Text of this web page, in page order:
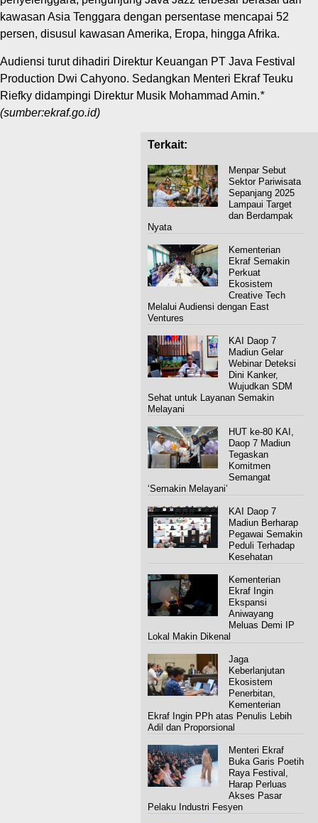
kawasan Asia Tenggara dengan persentase mencapai 52
persen, disusul kawasan Amerika, Eropa, hingga Afrika.
Audiensi turut dihadiri Direktur Keuangan PT Java Festival
Production Dwi Cahyono. Sedangkan Menteri Ekraf Teuku
Riefky didampingi Direktur Musik Mohammad Amin.*
(sumber:ekraf.go.id)
Terkait:
Menpar Sebut
Sektor Pariwisata
Sepanjang 2025
Lampaui Target
dan Berdampak
Nyata
Kementerian
Ekraf Semakin
Perkuat
Ekosistem
Creative Tech
Melalui Audiensi dengan East
Ventures
KAI Daop 7
Madiun Gelar
Webinar Deteksi
Dini Kanker,
Wujudkan SDM
Sehat untuk Layanan Semakin
Melayani
HUT ke-80 KAI,
Daop 7 Madiun
Tegaskan
Komitmen
Semangat
‘Semakin Melayani’
KAI Daop 7
Madiun Berharap
Pegawai Semakin
Peduli Terhadap
Kesehatan
Kementerian
Ekraf Ingin
Ekspansi
Aniwayang
Meluas Demi IP
Lokal Makin Dikenal
Jaga
Keberlanjutan
Ekosistem
Penerbitan,
Kementerian
Ekraf Ingin PPh atas Penulis Lebih
Adil dan Proporsional
Menteri Ekraf
Buka Garis Poetih
Raya Festival,
Harap Perluas
Akses Pasar
Pelaku Industri Fesyen